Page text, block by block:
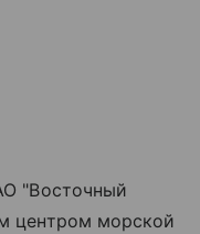
"Восточный
центром морской